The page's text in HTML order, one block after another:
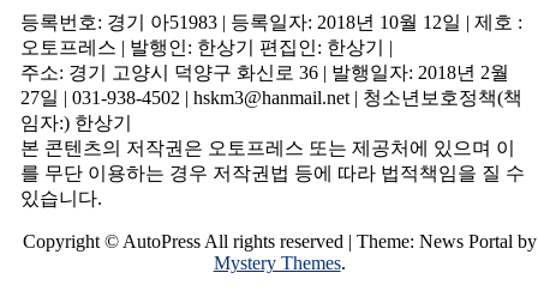
등록번호: 경기 아51983 | 등록일자: 2018년 10월 12일 | 제호 :
오토프레스 | 발행인: 한상기 편집인: 한상기 |
주소: 경기 고양시 덕양구 화신로 36 | 발행일자: 2018년 2월
27일 | 031-938-4502 | hskm3@hanmail.net | 청소년보호정책(책
임자:) 한상기
본 콘텐츠의 저작권은 오토프레스 또는 제공처에 있으며 이
를 무단 이용하는 경우 저작권법 등에 따라 법적책임을 질 수
있습니다.
Copyright © AutoPress All rights reserved | Theme: News Portal by
Mystery Themes.